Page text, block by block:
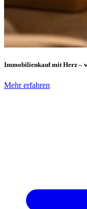
Immobilienkauf mit Herz –
Mehr erfahren